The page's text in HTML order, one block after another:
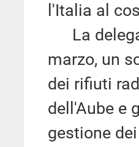
l'Italia al
La
marzo, un
dei rifiuti
dell'Aube e
gestione